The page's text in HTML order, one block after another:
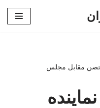
عقب نشینی ۶۲ نماینده